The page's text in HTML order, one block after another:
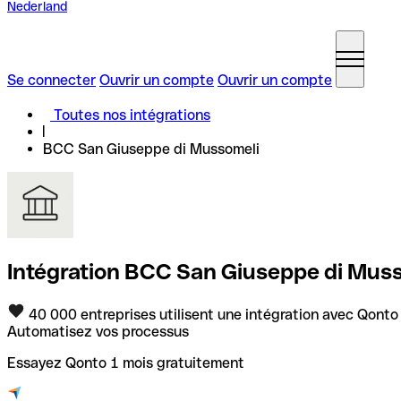
Nederland
Se connecter Ouvrir un compte Ouvrir un compte
Toutes nos intégrations
BCC San Giuseppe di Mussomeli
Intégration BCC San Giuseppe di
40 000 entreprises utilisent une intégration avec Qonto
Automatisez vos processus
Essayez Qonto 1 mois gratuitement